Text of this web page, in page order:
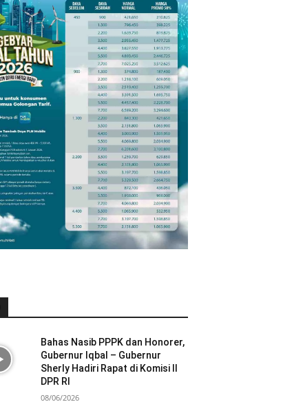
Bahas Nasib PPPK dan Honorer,
Gubernur Iqbal – Gubernur
Sherly Hadiri Rapat di Komisi II
DPR RI
08/06/2026